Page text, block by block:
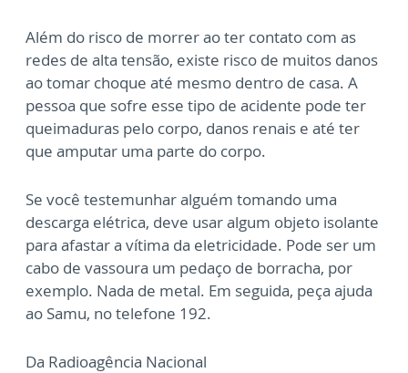
Além do risco de morrer ao ter contato com as
redes de alta tensão, existe risco de muitos danos
ao tomar choque até mesmo dentro de casa. A
pessoa que sofre esse tipo de acidente pode ter
queimaduras pelo corpo, danos renais e até ter
que amputar uma parte do corpo.
Se você testemunhar alguém tomando uma
descarga elétrica, deve usar algum objeto isolante
para afastar a vítima da eletricidade. Pode ser um
cabo de vassoura um pedaço de borracha, por
exemplo. Nada de metal. Em seguida, peça ajuda
ao Samu, no telefone 192.
Da Radioagência Nacional